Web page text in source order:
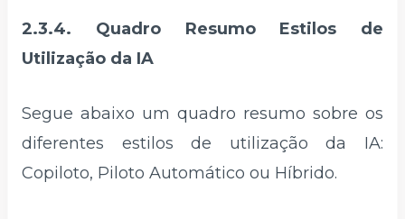
2.3.4. Quadro Resumo Estilos de
Utilização da IA
Segue abaixo um quadro resumo sobre os
diferentes estilos de utilização da IA:
Copiloto, Piloto Automático ou Híbrido.